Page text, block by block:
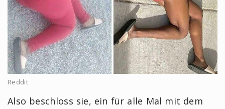
Reddit
Also beschloss sie, ein für alle Mal mit dem